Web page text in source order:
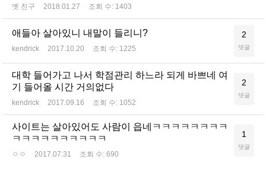
옛 친구 2018.01.27 조회 수: 1403
애들아 살아있니 내말이 들리니?
kendrick 2017.10.20 조회 수: 1225
2
댓글
대학 들어가고 나서 학점관리 하느라 되게 바쁘네 여
기 들어올 시간 거의없다
kendrick 2017.09.16 조회 수: 1052
2
댓글
사이트는 살아있어도 사람이 읍네ㅋㅋㅋㅋㅋㅋㅋㅋ
ㅋㅋㅋㅋㅋㅋㅋㅋㅋㅋ
ㅇㅇ 2017.07.31 조회 수: 690
1
댓글